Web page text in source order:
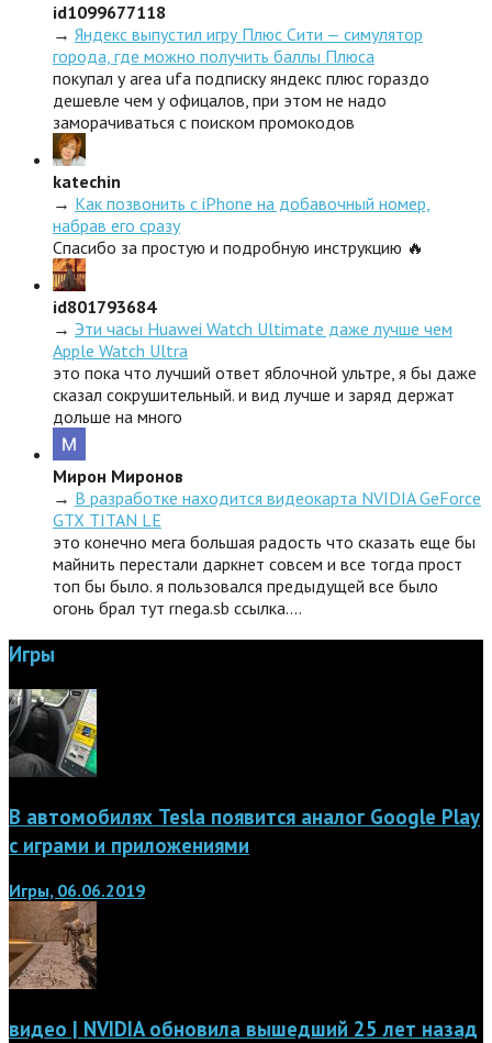
id1099677118
→ Яндекс выпустил игру Плюс Сити — симулятор
города, где можно получить баллы Плюса
покупал у area ufa подписку яндекс плюс гораздо
дешевле чем у офицалов, при этом не надо
заморачиваться с поиском промокодов
katechin
→ Как позвонить с iPhone на добавочный номер,
набрав его сразу
Спасибо за простую и подробную инструкцию 🔥
id801793684
→ Эти часы Huawei Watch Ultimate даже лучше чем
Apple Watch Ultra
это пока что лучший ответ яблочной ультре, я бы даже
сказал сокрушительный. и вид лучше и заряд держат
дольше на много
Мирон Миронов
→ В разработке находится видеокарта NVIDIA GeForce
GTX TITAN LE
это конечно мега большая радость что сказать еще бы
майнить перестали даркнет совсем и все тогда прост
топ бы было. я пользовался предыдущей все было
огонь брал тут rnega.sb ссылка.…
Игры
В автомобилях Tesla появится аналог Google Play
с играми и приложениями
Игры, 06.06.2019
видео | NVIDIA обновила вышедший 25 лет назад